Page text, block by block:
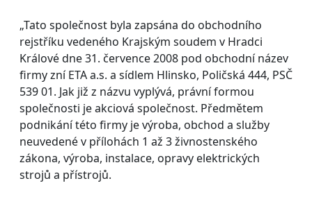
„Tato společnost byla zapsána do obchodního
rejstříku vedeného Krajským soudem v Hradci
Králové dne 31. července 2008 pod obchodní název
firmy zní ETA a.s. a sídlem Hlinsko, Poličská 444, PSČ
539 01. Jak již z názvu vyplývá, právní formou
společnosti je akciová společnost. Předmětem
podnikání této firmy je výroba, obchod a služby
neuvedené v přílohách 1 až 3 živnostenského
zákona, výroba, instalace, opravy elektrických
strojů a přístrojů.